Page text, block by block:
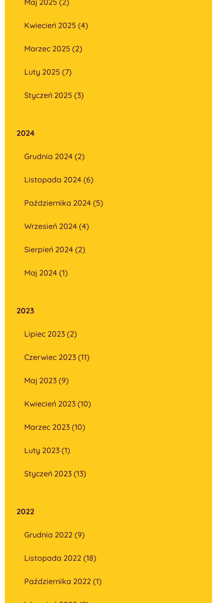
Kwiecień 2025 (4)
Marzec 2025 (2)
Luty 2025 (7)
Styczeń 2025 (3)
2024
Grudnia 2024 (2)
Listopada 2024 (6)
Października 2024 (5)
Wrzesień 2024 (4)
Sierpień 2024 (2)
Maj 2024 (1)
2023
Lipiec 2023 (2)
Czerwiec 2023 (11)
Maj 2023 (9)
Kwiecień 2023 (10)
Marzec 2023 (10)
Luty 2023 (1)
Styczeń 2023 (13)
2022
Grudnia 2022 (9)
Listopada 2022 (18)
Października 2022 (1)